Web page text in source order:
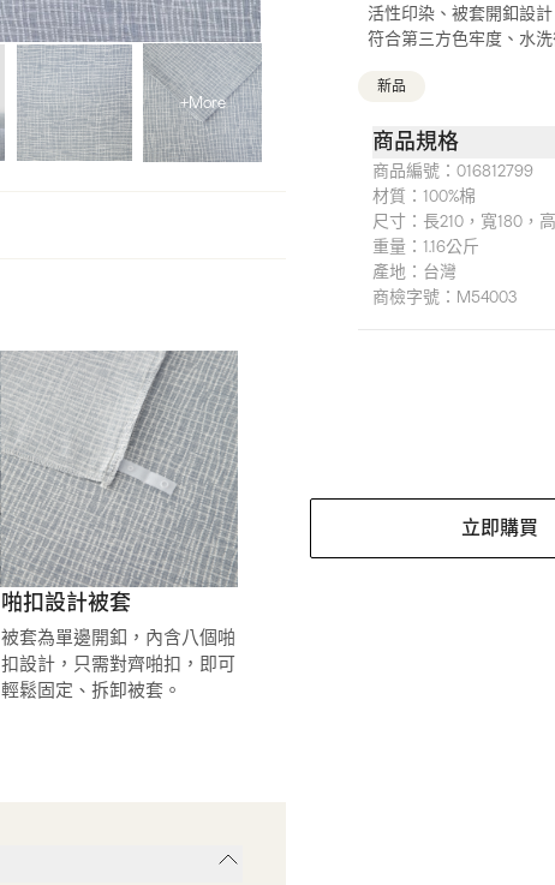
+More
啪扣設計被套
被套為單邊開釦，內含八個啪
扣設計，只需對齊啪扣，即可
輕鬆固定、拆卸被套。
活性印染、被套開釦設
符合第三方色牢度、水
新品
商品規格
商品編號： 016812799
材質： 100%棉
尺寸： 長210，寬180，
重量： 1.16公斤
產地： 台灣
商檢字號： M54003
立即購買